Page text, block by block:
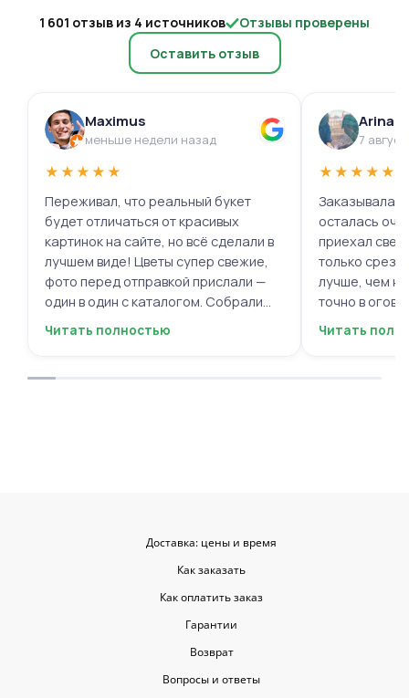
1 601 отзыв из 4 источников
Отзывы проверены
Оставить отзыв
Maximus
меньше недели назад
★★★★★
Переживал, что реальный букет
будет отличаться от красивых
картинок на сайте, но всё сделали в
лучшем виде! Цветы супер свежие,
фото перед отправкой прислали —
один в один с каталогом. Собрали
быстро, курьер не подвёл. Мужской
Читать полностью
Arina
7
★★★★★
Заказывала
осталась очень
приехал
только
лучше, чем
точно в
вежливый,
Читать
Доставка: цены и время
Как заказать
Как оплатить заказ
Гарантии
Возврат
Вопросы и ответы